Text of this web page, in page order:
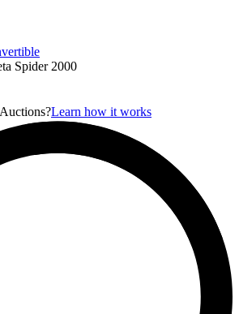
Spider 2000
Learn how it works